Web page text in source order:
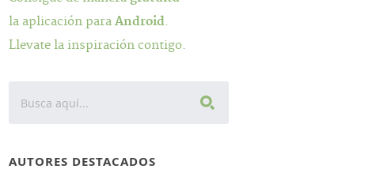
la aplicación paraAndroid.
Llevate la inspiración contigo.
AUTORES DESTACADOS